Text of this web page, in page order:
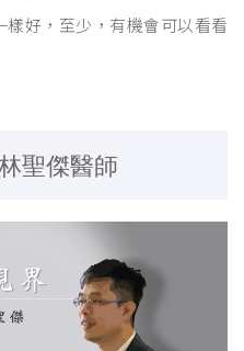
好，至少，有機會可以看看
聖傑醫師